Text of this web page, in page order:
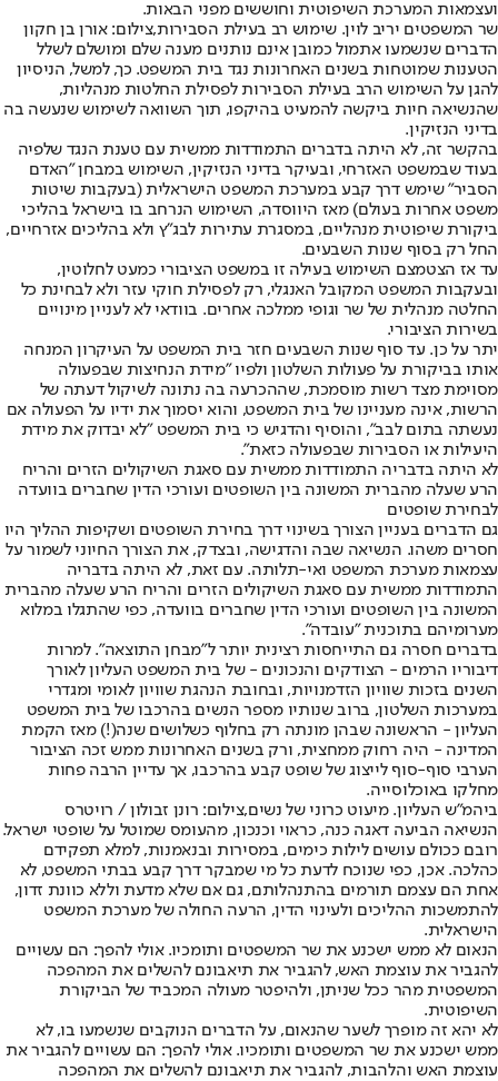
ועצמאות המערכת השיפוטית וחוששים מפני הבאות.
שר המשפטים יריב לוין. שימוש רב בעילת הסבירות,צילום: אורן בן חקון
הדברים שנשמעו אתמול כמובן אינם נותנים מענה שלם ומושלם לשלל
הטענות שמוטחות בשנים האחרונות נגד בית המשפט. כך, למשל, הניסיון
להגן על השימוש הרב בעילת הסבירות לפסילת החלטות מנהליות,
שהנשיאה חיות ביקשה להמעיט בהיקפו, תוך השוואה לשימוש שנעשה בה
בדיני הנזיקין.
בהקשר זה, לא היתה בדברים התמודדות ממשית עם טענת הנגד שלפיה
בעוד שבמשפט האזרחי, ובעיקר בדיני הנזיקין, השימוש במבחן "האדם
הסביר" שימש דרך קבע במערכת המשפט הישראלית (בעקבות שיטות
משפט אחרות בעולם) מאז היווסדה, השימוש הנרחב בו בישראל בהליכי
ביקורת שיפוטית מנהליים, במסגרת עתירות לבג"ץ ולא בהליכים אזרחיים,
החל רק בסוף שנות השבעים.
עד אז הצטמצם השימוש בעילה זו במשפט הציבורי כמעט לחלוטין,
ובעקבות המשפט המקובל האנגלי, רק לפסילת חוקי עזר ולא לבחינת כל
החלטה מנהלית של שר וגופי ממלכה אחרים. בוודאי לא לעניין מינויים
בשירות הציבורי.
יתר על כן. עד סוף שנות השבעים חזר בית המשפט על העיקרון המנחה
אותו בביקורת על פעולות השלטון ולפיו "מידת הנחיצות שבפעולה
מסוימת מצד רשות מוסמכת, שההכרעה בה נתונה לשיקול דעתה של
הרשות, אינה מעניינו של בית המשפט, והוא יסמוך את ידיו על הפעולה אם
נעשתה בתום לבב", והוסיף והדגיש כי בית המשפט "לא יבדוק את מידת
היעילות או הסבירות שבפעולה כזאת".
לא היתה בדבריה התמודדות ממשית עם סאגת השיקולים הזרים והריח
הרע שעלה מהברית המשונה בין השופטים ועורכי הדין שחברים בוועדה
לבחירת שופטים
גם הדברים בעניין הצורך בשינוי דרך בחירת השופטים ושקיפות ההליך היו
חסרים משהו. הנשיאה שבה והדגישה, ובצדק, את הצורך החיוני לשמור על
עצמאות מערכת המשפט ואי-תלותה. עם זאת, לא היתה בדבריה
התמודדות ממשית עם סאגת השיקולים הזרים והריח הרע שעלה מהברית
המשונה בין השופטים ועורכי הדין שחברים בוועדה, כפי שהתגלו במלוא
מערומיהם בתוכנית "עובדה".
בדברים חסרה גם התייחסות רצינית יותר ל"מבחן התוצאה". למרות
דיבוריו הרמים - הצודקים והנכונים - של בית המשפט העליון לאורך
השנים בזכות שוויון הזדמנויות, ובחובת הנהגת שוויון לאומי ומגדרי
במערכות השלטון, ברוב שנותיו מספר הנשים בהרכבו של בית המשפט
העליון - הראשונה שבהן מונתה רק בחלוף כשלושים שנה(!) מאז הקמת
המדינה - היה רחוק ממחצית, ורק בשנים האחרונות ממש זכה הציבור
הערבי סוף-סוף לייצוג של שופט קבע בהרכבו, אך עדיין הרבה פחות
מחלקו באוכלוסייה.
ביהמ"ש העליון. מיעוט כרוני של נשים,צילום: רונן זבולון / רויטרס
הנשיאה הביעה דאגה כנה, כראוי וכנכון, מהעומס שמוטל על שופטי ישראל.
רובם ככולם עושים לילות כימים, במסירות ובנאמנות, למלא תפקידם
כהלכה. אכן, כפי שנוכח לדעת כל מי שמבקר דרך קבע בבתי המשפט, לא
אחת הם עצמם תורמים בהתנהלותם, גם אם שלא מדעת וללא כוונת זדון,
להתמשכות ההליכים ולעינוי הדין, הרעה החולה של מערכת המשפט
הישראלית.
הנאום לא ממש ישכנע את שר המשפטים ותומכיו. אולי להפך: הם עשויים
להגביר את עוצמת האש, להגביר את תיאבונם להשלים את המהפכה
המשפטית מהר ככל שניתן, ולהיפטר מעולה המכביד של הביקורת
השיפוטית.
לא יהא זה מופרך לשער שהנאום, על הדברים הנוקבים שנשמעו בו, לא
ממש ישכנע את שר המשפטים ותומכיו. אולי להפך: הם עשויים להגביר את
עוצמת האש והלהבות, להגביר את תיאבונם להשלים את המהפכה